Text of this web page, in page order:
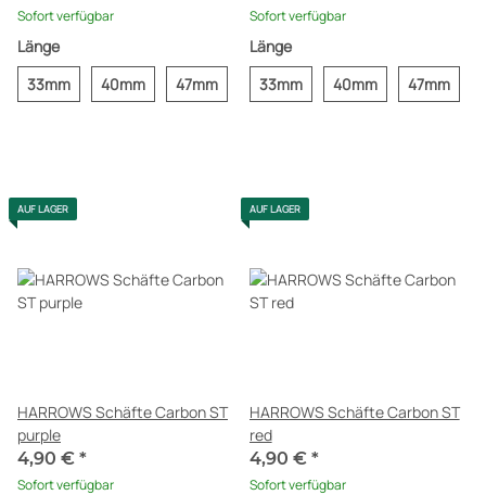
Sofort verfügbar
Länge
33mm
40mm 47mm
Sofort verfügbar
Länge
33mm
40mm 47mm
AUF LAGER
HARROWS Schäfte Carbon ST
purple
4,90 € *
Sofort verfügbar
AUF LAGER
HARROWS Schäfte Carbon ST
red
4,90 € *
Sofort verfügbar